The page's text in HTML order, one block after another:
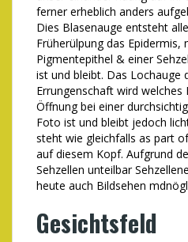
ferner erheblich anders
Dies Blasenauge entsteht
Früherülpung das Epidermis,
Pigmentepithel & einer
ist und bleibt. Das Lochauge
Errungenschaft wird
Öffnung bei einer
Foto ist und bleibt jedoch
steht wie gleichfalls as part
auf diesem Kopf. Aufgrund
Sehzellen unteilbar
heute auch Bildsehen
Gesichtsfeld